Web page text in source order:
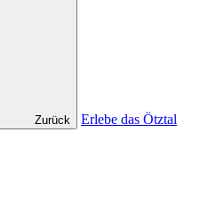
Zurück
Erlebe das Ötztal